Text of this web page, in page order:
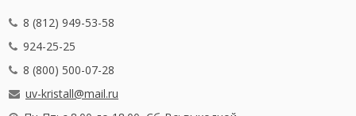
8 (812) 949-53-58
924-25-25
8 (800) 500-07-28
uv-kristall@mail.ru